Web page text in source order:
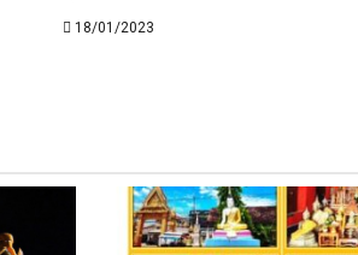
18/01/2023